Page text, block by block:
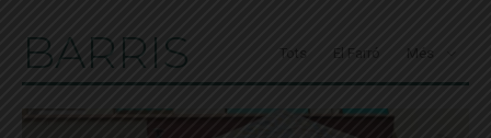
BARRIS Tots El Farró Més